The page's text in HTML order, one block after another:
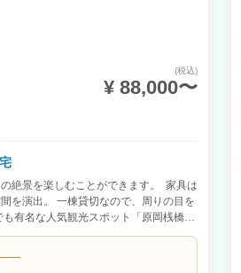
(税込)
¥ 88,000〜
絶景を楽しむことができます。 家具は
を演出。 一棟貸切なので、周りの目を
有名な人気観光スポット「原岡桟橋」
ができます。 キッチン・炊飯器・洗濯
料でＢＢＱキットを貸出していますの
使ってお楽しみください！